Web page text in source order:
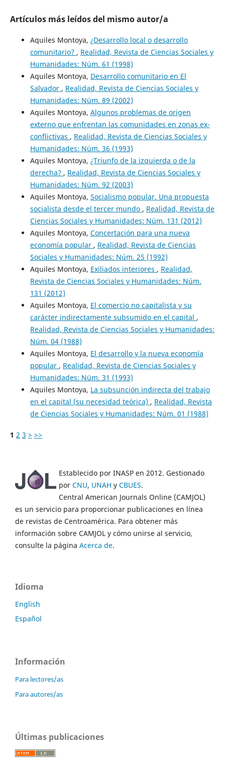
Artículos más leídos del mismo autor/a
Aquiles Montoya, ¿Desarrollo local o desarrollo
comunitario? , Realidad, Revista de Ciencias Sociales y
Humanidades: Núm. 61 (1998)
Aquiles Montoya, Desarrollo comunitario en El
Salvador , Realidad, Revista de Ciencias Sociales y
Humanidades: Núm. 89 (2002)
Aquiles Montoya, Algunos problemas de origen
externo que enfrentan las comunidades en zonas ex-
conflictivas , Realidad, Revista de Ciencias Sociales y
Humanidades: Núm. 36 (1993)
Aquiles Montoya, ¿Triunfo de la izquierda o de la
derecha? , Realidad, Revista de Ciencias Sociales y
Humanidades: Núm. 92 (2003)
Aquiles Montoya, Socialismo popular. Una propuesta
socialista desde el tercer mundo , Realidad, Revista de
Ciencias Sociales y Humanidades: Núm. 131 (2012)
Aquiles Montoya, Concertación para una nueva
economía popular , Realidad, Revista de Ciencias
Sociales y Humanidades: Núm. 25 (1992)
Aquiles Montoya, Exiliados interiores , Realidad,
Revista de Ciencias Sociales y Humanidades: Núm.
131 (2012)
Aquiles Montoya, El comercio no capitalista y su
carácter indirectamente subsumido en el capital ,
Realidad, Revista de Ciencias Sociales y Humanidades:
Núm. 04 (1988)
Aquiles Montoya, El desarrollo y la nueva economía
popular , Realidad, Revista de Ciencias Sociales y
Humanidades: Núm. 31 (1993)
Aquiles Montoya, La subsunción indirecta del trabajo
en el capital (su necesidad teórica) , Realidad, Revista
de Ciencias Sociales y Humanidades: Núm. 01 (1988)
1 2 3 > >>
Establecido por INASP en 2012. Gestionado
por CNU, UNAH y CBUES.
Central American Journals Online (CAMJOL)
es un servicio para proporcionar publicaciones en línea
de revistas de Centroamérica. Para obtener más
información sobre CAMJOL y cómo unirse al servicio,
consulte la página Acerca de.
Idioma
English
Español
Información
Para lectores/as
Para autores/as
Últimas publicaciones